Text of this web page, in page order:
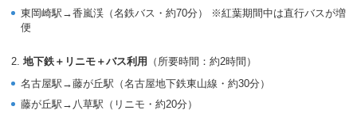
東岡崎駅→香嵐渓（名鉄バス・約70分） ※紅葉期間中は直行バスが増
便
地下鉄＋リニモ＋バス利用
（所要時間：約2時間）
名古屋駅→藤が丘駅（名古屋地下鉄東山線・約30分）
藤が丘駅→八草駅（リニモ・約20分）